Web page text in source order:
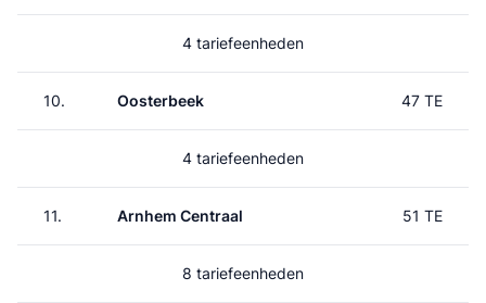
4 tariefeenheden
10. Oosterbeek 47 TE
4 tariefeenheden
11. Arnhem Centraal 51 TE
8 tariefeenheden